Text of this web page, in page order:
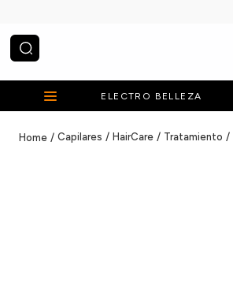
¿Qué estás buscando?
ELECTRO BELLEZA
Capilares HairCare Tratamiento